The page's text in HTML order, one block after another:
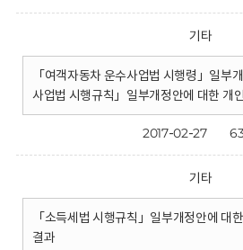
기타
「여객자동차 운수사업법 시행령」일부
사업법 시행규칙」일부개정안에 대한 개
2017-02-27
기타
「소득세법 시행규칙」일부개정안에 대
결과